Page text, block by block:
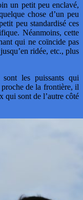
un petit peu enclavé,
chose d’un peu
peu standardisé ces
Néanmoins, cette
qui ne coïncide pas
ridée, etc., plus
les puissants qui
de la frontière, il
qui sont de l’autre côté